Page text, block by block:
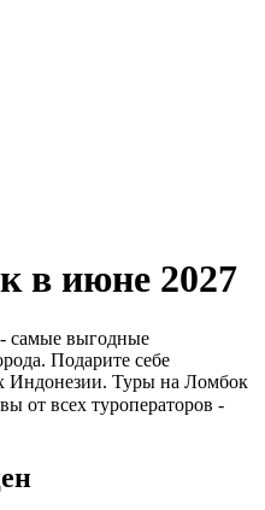
в июне 2027
самые выгодные
Подарите себе
Индонезии. Туры на Ломбок
от всех туроператоров -